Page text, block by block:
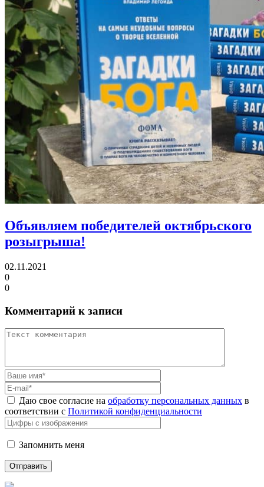
Объявляем победителей октябрьского
розыгрыша!
02.11.2021
0
0
Комментарий к записи
Даю свое согласие на обработку персональных данных в
соответствии с Политикой конфиденциальности
Запомнить меня